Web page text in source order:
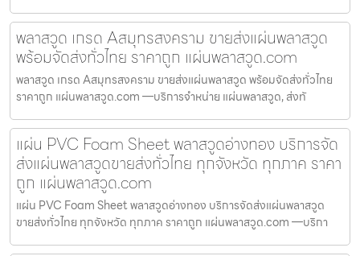
พลาสวูด เกรด Aสมุทรสงคราม ขายส่งแผ่นพลาสวูด
พร้อมจัดส่งทั่วไทย ราคาถูก แผ่นพลาสวูด.com
พลาสวูด เกรด Aสมุทรสงคราม ขายส่งแผ่นพลาสวูด พร้อมจัดส่งทั่วไทย
ราคาถูก แผ่นพลาสวูด.com —บริการจำหน่าย แผ่นพลาสวูด, ส่งทั
แผ่น PVC Foam Sheet พลาสวูดอ่างทอง บริการจัด
ส่งแผ่นพลาสวูดขายส่งทั่วไทย ทุกจังหวัด ทุกภาค ราคา
ถูก แผ่นพลาสวูด.com
แผ่น PVC Foam Sheet พลาสวูดอ่างทอง บริการจัดส่งแผ่นพลาสวูด
ขายส่งทั่วไทย ทุกจังหวัด ทุกภาค ราคาถูก แผ่นพลาสวูด.com —บริกา